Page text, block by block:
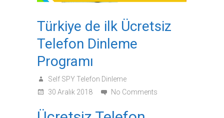
Türkiye de ilk Ücretsiz
Telefon Dinleme
Programı
Self SPY Telefon Dinleme
30 Aralık 2018
No Comments